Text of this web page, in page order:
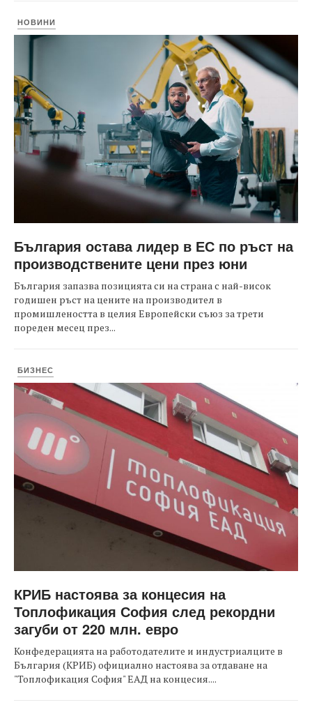
НОВИНИ
България остава лидер в ЕС по ръст на
производствените цени през юни
България запазва позицията си на страна с най-висок
годишен ръст на цените на производител в
промишлеността в целия Европейски съюз за трети
пореден месец през...
БИЗНЕС
КРИБ настоява за концесия на
Топлофикация София след рекордни
загуби от 220 млн. евро
Конфедерацията на работодателите и индустриалците в
България (КРИБ) официално настоява за отдаване на
"Топлофикация София" ЕАД на концесия....